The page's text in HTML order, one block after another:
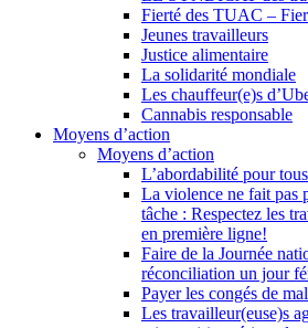
Fierté des TUAC –
Jeunes travailleurs
Justice alimentaire
La solidarité mondiale
Les chauffeur(e)s
Cannabis responsable
Moyens d’action
Moyens d’action
L’abordabilité pour tous
La violence ne fait pas
tâche : Respectez les
en première ligne!
Faire de la Journée
réconciliation un jour
Payer les congés de
Les travailleur(euse)s